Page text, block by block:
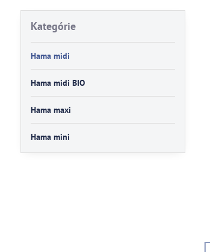
Kategórie
Hama midi
Hama midi BIO
Hama maxi
Hama mini